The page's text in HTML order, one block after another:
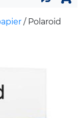
/Polaroid